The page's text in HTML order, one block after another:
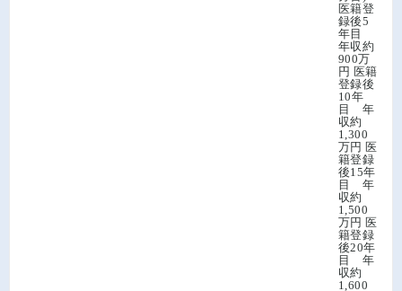
医籍登
録後5
年目
年収約
900万
円 医籍
登録後
10年
目 年
収約
1,300
万円 医
籍登録
後15年
目 年
収約
1,500
万円 医
籍登録
後20年
目 年
収約
1,600